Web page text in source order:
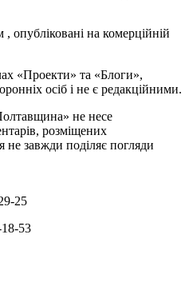
, опубліковані на комерційній
«Проекти» та «Блоги»,
осіб і не є редакційними.
не несе
розміщених
не завжди поділяє погляди
25
53